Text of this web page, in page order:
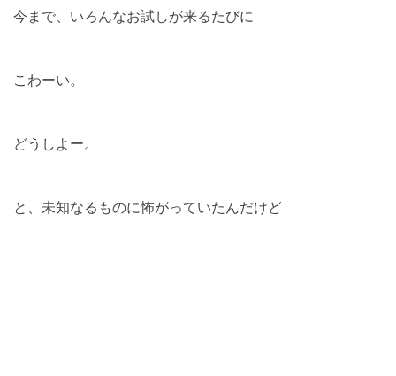
今まで、いろんなお試しが来るたびに
こわーい。
どうしよー。
と、未知なるものに怖がっていたんだけど